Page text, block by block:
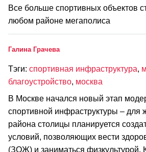
Все больше спортивных объектов
любом районе мегаполиса
Галина Грачева
Тэги: спортивная инфраструктура,
благоустройство, москва
В Москве начался новый этап
спортивной инфраструктуры – для
района столицы планируется
условий, позволяющих вести
(ЗОЖ) и заниматься физкультурой.